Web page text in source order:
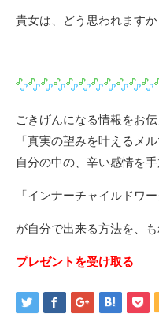
貴女は、どう思われますか
ごきげんになる情報をお伝
「真実の望みを叶えるメ
自分の中の、辛い感情を手
「インナーチャイルドワー
が自分で出来る方法を、
プレゼントを受け取る